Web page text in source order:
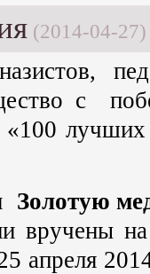
(2014-04-27)
с
«100
Золотую
вручены
апреля